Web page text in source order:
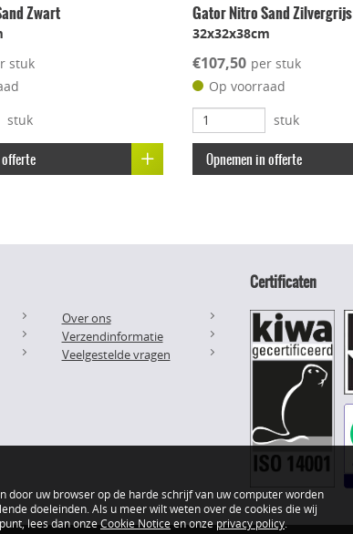
Zwart
stuk
stuk
Gator Nitro Sand Zilvergrijs
32x32x38cm
€107,50 per stuk
Op voorraad
stuk
Opnemen in offerte
Over ons
Verzendinformatie
Veelgestelde vragen
Certificaten
door uw browser op de harde schrijf van uw computer worden
doeleinden. Als u meer wilt weten over de cookies die wij
lees dan onzeCookie Noticeen onzeprivacy policy.